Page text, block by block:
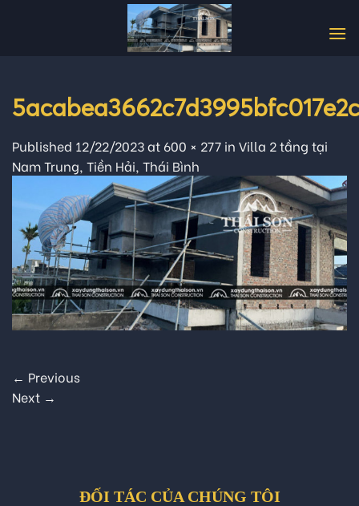
Published 12/22/2023at 600 × 277 in Villa 2 tầng tại
Nam Trung, Tiền Hải, Thái Bình
← Previous
Next →
ĐỐI TÁC CỦA CHÚNG TÔI